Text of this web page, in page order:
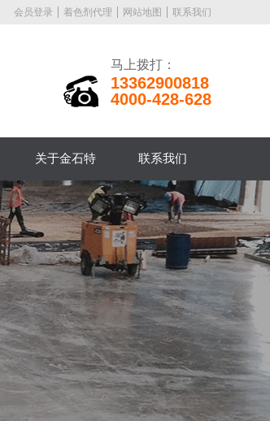
会员登录 着色剂代理 网站地图 联系我们
马上拨打：
13362900818
4000-428-628
关于金石特 联系我们